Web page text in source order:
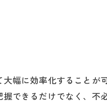
幅に効率化することが
できるだけでなく、不